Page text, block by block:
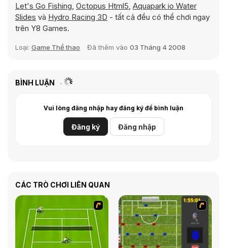
Let's Go Fishing, Octopus Html5, Aquapark io Water
Slides và Hydro Racing 3D - tất cả đều có thể chơi ngay
trên Y8 Games.
Loại: Game Thể thao Đã thêm vào 03 Tháng 4 2008
BÌNH LUẬN
Vui lòng đăng nhập hay đăng ký để bình luận
Đăng ký Đăng nhập
CÁC TRÒ CHƠI LIÊN QUAN